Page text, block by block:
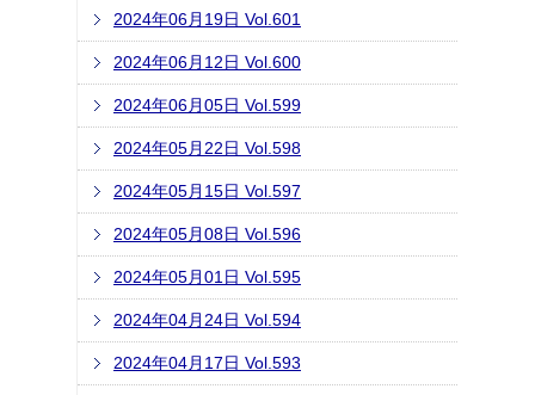
2024年06月19日 Vol.601
2024年06月12日 Vol.600
2024年06月05日 Vol.599
2024年05月22日 Vol.598
2024年05月15日 Vol.597
2024年05月08日 Vol.596
2024年05月01日 Vol.595
2024年04月24日 Vol.594
2024年04月17日 Vol.593